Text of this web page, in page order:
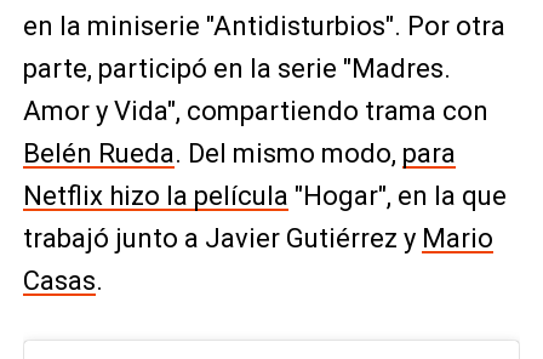
en la miniserie "Antidisturbios". Por otra
parte, participó en la serie "Madres.
Amor y Vida", compartiendo trama con
Belén Rueda. Del mismo modo, para
Netflix hizo la película "Hogar", en la que
trabajó junto a Javier Gutiérrez y Mario
Casas.